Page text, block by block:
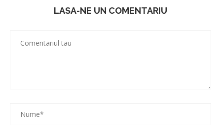
LASA-NE UN COMENTARIU